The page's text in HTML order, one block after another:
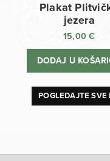
Plakat
jezera
15,00€
DODAJ U
POGLEDAJTE SVE